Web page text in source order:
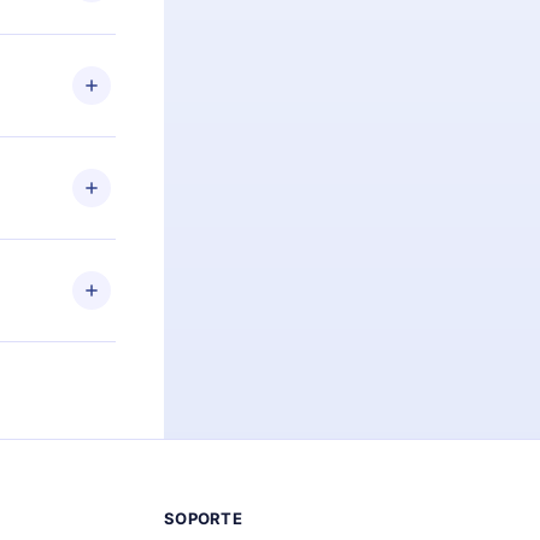
Por
el
de
más de
leer o
iOS,
momento
SOPORTE